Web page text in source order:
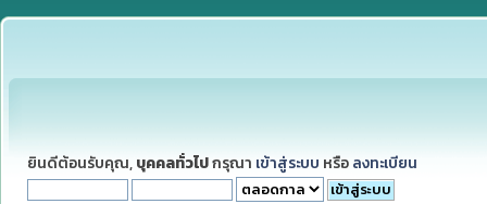
ยินดีต้อนรับคุณ, บุคคลทั่วไปกรุณา เข้าสู่ระบบ หรือ ลงทะเบียน